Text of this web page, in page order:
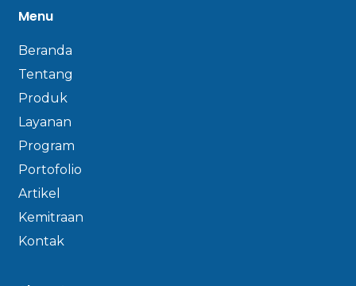
Menu
Beranda
Tentang
Produk
Layanan
Program
Portofolio
Artikel
Kemitraan
Kontak